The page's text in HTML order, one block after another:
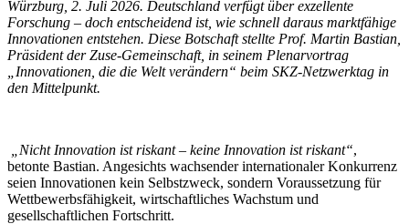
Würzburg, 2. Juli 2026. Deutschland verfügt über exzellente
Forschung – doch entscheidend ist, wie schnell daraus marktfähige
Innovationen entstehen. Diese Botschaft stellte Prof. Martin Bastian,
Präsident der Zuse-Gemeinschaft, in seinem Plenarvortrag
„Innovationen, die die Welt verändern“ beim SKZ-Netzwerktag in
den Mittelpunkt.
„Nicht Innovation ist riskant – keine Innovation ist riskant“,
betonte Bastian. Angesichts wachsender internationaler Konkurrenz
seien Innovationen kein Selbstzweck, sondern Voraussetzung für
Wettbewerbsfähigkeit, wirtschaftliches Wachstum und
gesellschaftlichen Fortschritt.